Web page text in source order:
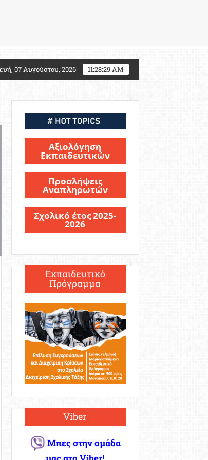
για τους υποψηφίους Στρατιωτικών Σχολών
07 Αυγούστου, 2026 11:28:30 AM
Αξιολόγηση
Εκπαιδευτικών
Προσλήψεις
Αναπληρωτών
Σχολικό έτος 2025-
2026
Εκπαιδευτικό
Πρόγραμμα
Viber
Μπες στην ομάδα